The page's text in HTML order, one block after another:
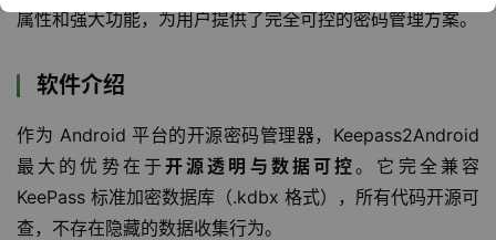
属性和强大功能，为用户提供了完全可控的密码管理方案。
软件介绍
作为 Android 平台的开源密码管理器，Keepass2Android
最大的优势在于 开源透明与数据可控。它完全兼容
KeePass 标准加密数据库（.kdbx 格式），所有代码开源可
查，不存在隐藏的数据收集行为。